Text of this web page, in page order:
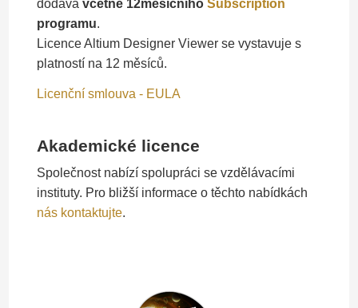
dodávávčetně 12měsíčníhoSubscription
programu.
Licence Altium Designer Viewer se vystavuje s
platností na 12 měsíců.
Licenční smlouva - EULA
Akademické licence
Společnost nabízí spolupráci se vzdělávacími
instituty. Pro bližší informace o těchto nabídkách
nás kontaktujte.